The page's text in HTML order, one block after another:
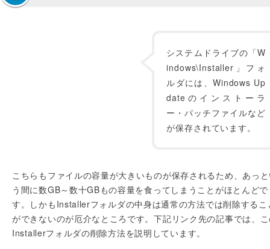
システムドライブの「W
indows\Installer」フォ
ルダには、Windows Up
dateのインストーラ
ー・パッチファイルなど
が保存されています。
こちらもファイルの容量が大きいものが保存されるため、あっ
う間に数GB～数十GBもの容量を食ってしまうことがほとんどで
す。しかもInstallerフォルダの中身は通常の方法では削除するこ
ができないのが厄介なところです。下記リンク先の記事では、
Installerフォルダの削除方法を説明しています。